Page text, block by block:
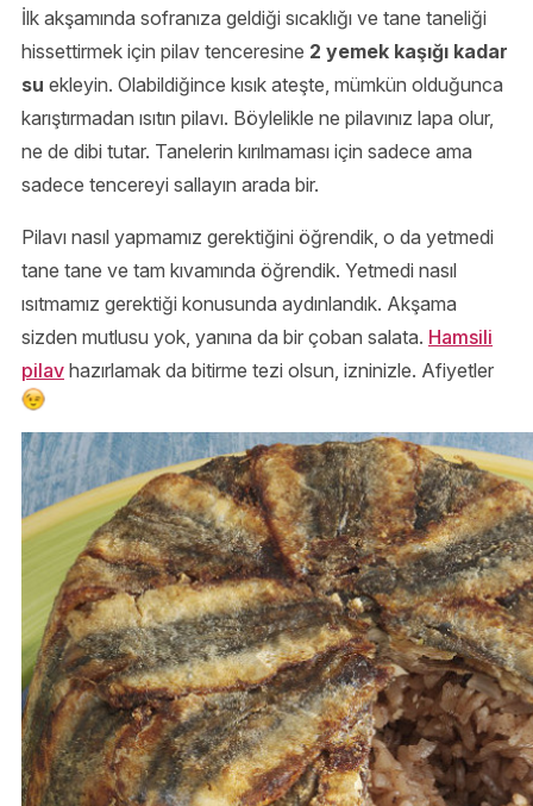
İlk akşamında sofranıza geldiği sıcaklığı ve tane taneliği
hissettirmek için pilav tenceresine 2 yemek kaşığı kadar
su ekleyin. Olabildiğince kısık ateşte, mümkün olduğunca
karıştırmadan ısıtın pilavı. Böylelikle ne pilavınız lapa olur,
ne de dibi tutar. Tanelerin kırılmaması için sadece ama
sadece tencereyi sallayın arada bir.
Pilavı nasıl yapmamız gerektiğini öğrendik, o da yetmedi
tane tane ve tam kıvamında öğrendik. Yetmedi nasıl
ısıtmamız gerektiği konusunda aydınlandık. Akşama
sizden mutlusu yok, yanına da bir çoban salata. Hamsili
pilav hazırlamak da bitirme tezi olsun, izninizle. Afiyetler